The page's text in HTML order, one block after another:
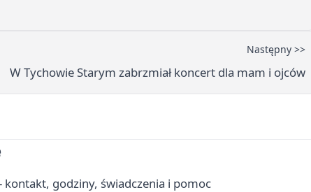
Następny >>
W Tychowie Starym zabrzmiał koncert dla mam i ojców
kontakt, godziny, świadczenia i pomoc